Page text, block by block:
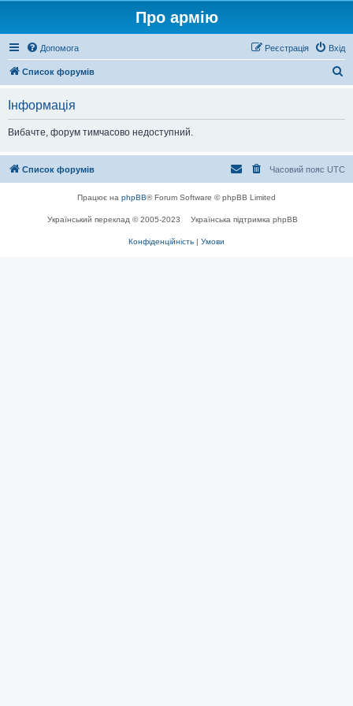
Про армію
Допомога Вхід
Реєстрація
Список форумів
Інформація
Вибачте, форум тимчасово недоступний.
Список форумів Часовий пояс UTC
Працює на phpBB® Forum Software © phpBB Limited
Український переклад © 2005-2023 Українська підтримка phpBB
Конфіденційність | Умови